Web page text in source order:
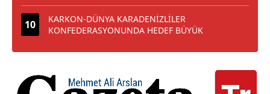
KARKON-DÜNYA KARADENİZLİLER
KONFEDERASYONUNDA HEDEF BÜYÜK